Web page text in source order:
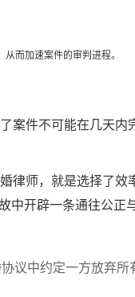
而加速案件的审判进程。
案件不可能在几天内
律师，就是选择了效
中开辟一条通往公正
议中约定一方放弃所